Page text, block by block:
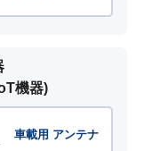
機器)
車載用 アンテナ